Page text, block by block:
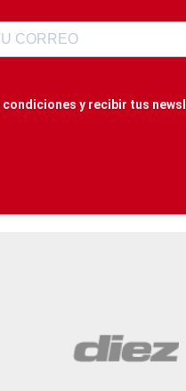
condiciones y recibir tus